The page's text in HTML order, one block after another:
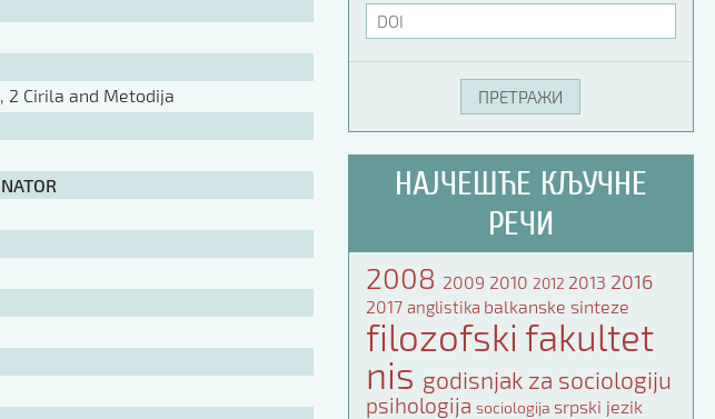
Cirila and Metodija
НАЈЧЕШЋЕ КЉУЧНЕ
РЕЧИ
2008 2009 2010 2012 2013 2016
2017 anglistika balkanske sinteze
filozofski fakultet
nis godisnjak za sociologiju
psihologija sociologija srpski jezik